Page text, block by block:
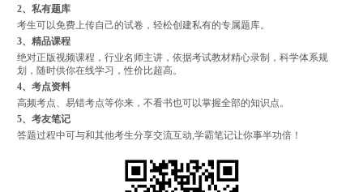
2、私有题库
考生可以免费上传自己的试卷，轻松创建私有的专属题库。
3、精品课程
绝对正版视频课程，行业名师主讲，依据考试教材精心录制，科学体系规
划，随时供你在线学习，性价比超高。
4、考点资料
高频考点、易错考点等你来，不看书也可以掌握全部的知识点。
5、考友笔记
答题过程中可与和其他考生分享交流互动,学霸笔记让你事半功倍！